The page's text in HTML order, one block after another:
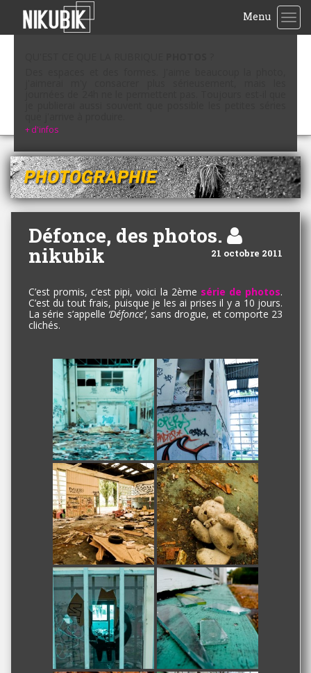
Menu
+d'infos
Défonce, des photos.
21 octobre 2011
nikubik
C’est promis, c’est pipi, voici la 2ème série de photos.
C’est du tout frais, puisque je les ai prises il y a 10 jours.
La série s’appelle ‘Défonce’, sans drogue, et comporte 23
clichés.